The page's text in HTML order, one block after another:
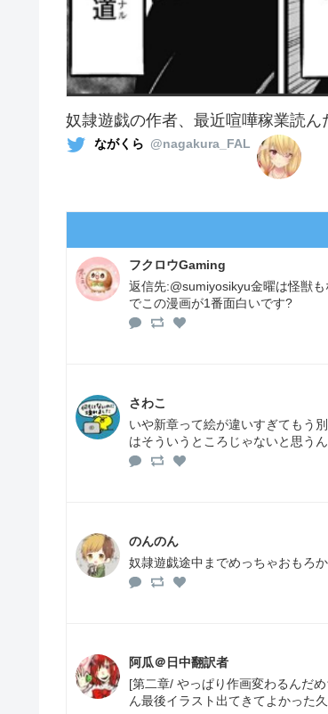
奴隷遊戯の作者、最近喧嘩稼業読ん
ながくら @nagakura_FAL
フクロウGaming
返信先:@sumiyosikyu金曜は怪獣
でこの漫画が1番面白いです?
さわこ
いや新章って絵が違いすぎてもう
はそういうところじゃないと思う
のんのん
奴隷遊戯途中までめっちゃおもろ
阿瓜＠日中翻訳者
[第二章/ やっぱり作画変わるんだ
ん最後イラスト出てきてよかった